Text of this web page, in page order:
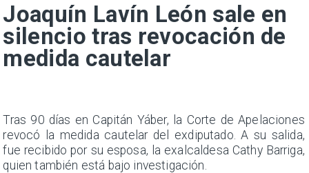
Joaquín Lavín León sale en
silencio tras revocación de
medida cautelar
Tras 90 días en Capitán Yáber, la Corte de Apelaciones
revocó la medida cautelar del exdiputado. A su salida,
fue recibido por su esposa, la exalcaldesa Cathy Barriga,
quien también está bajo investigación.